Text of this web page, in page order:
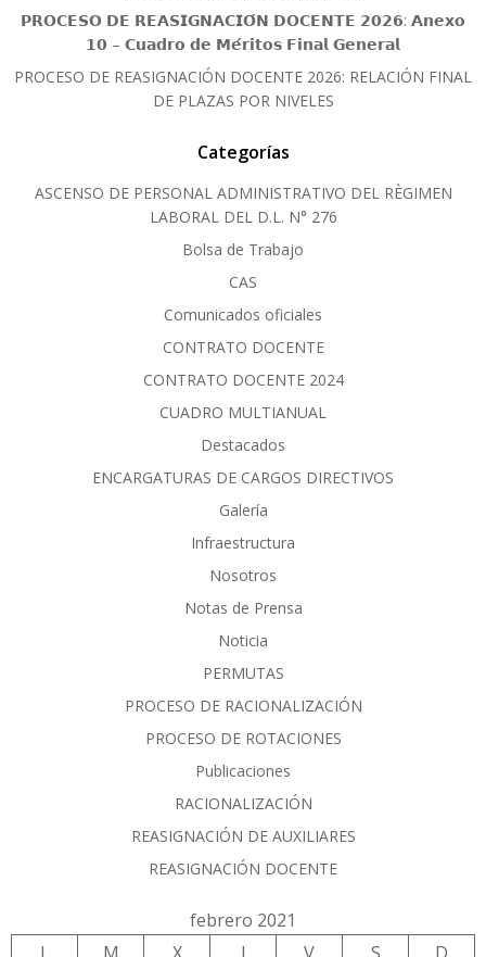
𝗣𝗥𝗢𝗖𝗘𝗦𝗢 𝗗𝗘 𝗥𝗘𝗔𝗦𝗜𝗚𝗡𝗔𝗖𝗜𝗢́𝗡 𝗗𝗢𝗖𝗘𝗡𝗧𝗘 𝟮𝟬𝟮𝟲: 𝗔𝗻𝗲𝘅𝗼
𝟭𝟬 – 𝗖𝘂𝗮𝗱𝗿𝗼 𝗱𝗲 𝗠𝗲́𝗿𝗶𝘁𝗼𝘀 𝗙𝗶𝗻𝗮𝗹 𝗚𝗲𝗻𝗲𝗿𝗮𝗹
PROCESO DE REASIGNACIÓN DOCENTE 2026: RELACIÓN FINAL
DE PLAZAS POR NIVELES
Categorías
ASCENSO DE PERSONAL ADMINISTRATIVO DEL RÈGIMEN
LABORAL DEL D.L. N° 276
Bolsa de Trabajo
CAS
Comunicados oficiales
CONTRATO DOCENTE
CONTRATO DOCENTE 2024
CUADRO MULTIANUAL
Destacados
ENCARGATURAS DE CARGOS DIRECTIVOS
Galería
Infraestructura
Nosotros
Notas de Prensa
Noticia
PERMUTAS
PROCESO DE RACIONALIZACIÓN
PROCESO DE ROTACIONES
Publicaciones
RACIONALIZACIÓN
REASIGNACIÓN DE AUXILIARES
REASIGNACIÓN DOCENTE
febrero 2021